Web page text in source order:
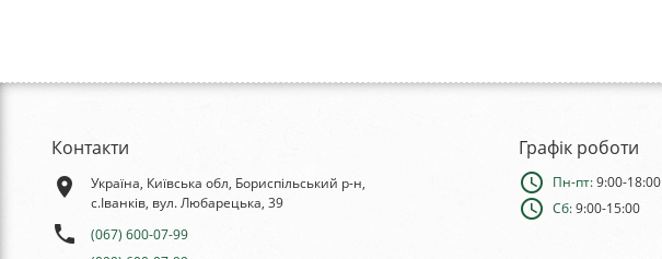
Контакти
place
Україна, Київська обл, Бориспільський р-н,
с.Іванків, вул. Любарецька, 39
phone
(067) 600-07-99
Графік роботи
schedule Пн-пт: 9:00-18:00
schedule Сб: 9:00-15:00